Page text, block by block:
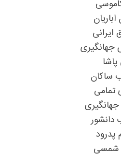
ایرانی
جهانگیری
ساکان
تمامی
دانشور
پدرود
شمسی